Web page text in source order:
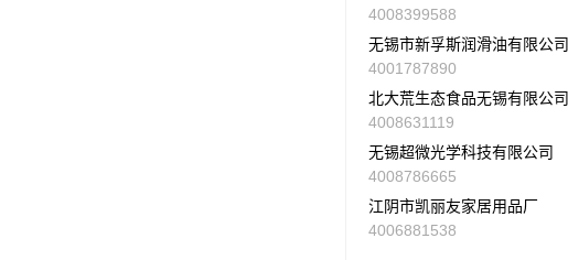
4008399588
无锡市新孚斯润滑油有限公司
4001787890
北大荒生态食品无锡有限公司
4008631119
无锡超微光学科技有限公司
4008786665
江阴市凯丽友家居用品厂
4006881538